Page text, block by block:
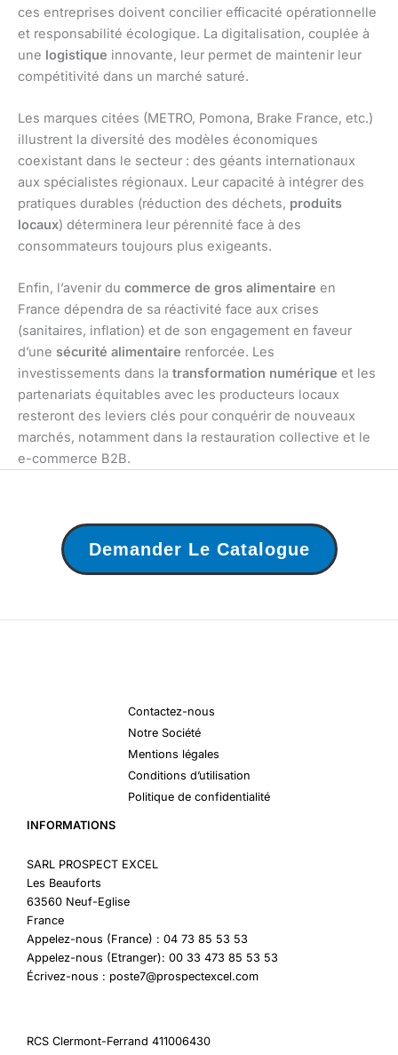
ces entreprises doivent concilier efficacité opérationnelle
et responsabilité écologique. La digitalisation, couplée à
une logistique innovante, leur permet de maintenir leur
compétitivité dans un marché saturé.
Les marques citées (METRO, Pomona, Brake France, etc.)
illustrent la diversité des modèles économiques
coexistant dans le secteur : des géants internationaux
aux spécialistes régionaux. Leur capacité à intégrer des
pratiques durables (réduction des déchets, produits
locaux) déterminera leur pérennité face à des
consommateurs toujours plus exigeants.
Enfin, l’avenir du commerce de gros alimentaire en
France dépendra de sa réactivité face aux crises
(sanitaires, inflation) et de son engagement en faveur
d’une sécurité alimentaire renforcée. Les
investissements dans la transformation numérique et les
partenariats équitables avec les producteurs locaux
resteront des leviers clés pour conquérir de nouveaux
marchés, notamment dans la restauration collective et le
e-commerce B2B.
Demander Le Catalogue
Contactez-nous
Notre Société
Mentions légales
Conditions d’utilisation
Politique de confidentialité
INFORMATIONS
SARL PROSPECT EXCEL
Les Beauforts
63560 Neuf-Eglise
France
Appelez-nous (France) : 04 73 85 53 53
Appelez-nous (Etranger): 00 33 473 85 53 53
Écrivez-nous : poste7@prospectexcel.com
RCS Clermont-Ferrand 411006430